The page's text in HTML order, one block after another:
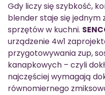
Gdy liczy się szybkość,
blender staje się jednym
sprzętów w kuchni.
urządzenie 4w1
przygotowywania zup,
kanapkowych – czyli
najczęściej wymagają
równomiernego